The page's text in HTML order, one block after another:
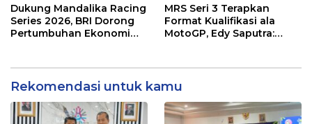
NTB
Menuju Tingkat Asia
Dukung Mandalika Racing
Series 2026, BRI Dorong
Pertumbuhan Ekonomi
MRS Seri 3 Terapkan
Format Kualifikasi ala
MotoGP, Edy Saputra:
Rekomendasi untuk kamu